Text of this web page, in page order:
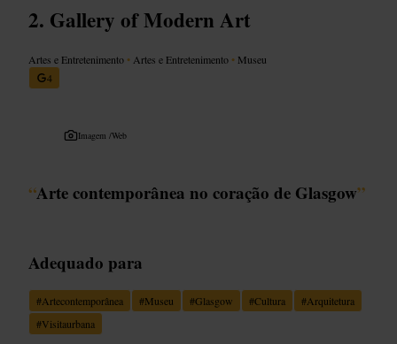
Gallery of Modern Art
Artes e Entretenimento • Artes e Entretenimento • Museu
4
Imagem /Web
“Arte contemporânea no coração de Glasgow”
Adequado para
#Artecontemporânea #Museu #Glasgow #Cultura #Arquitetura
#Visitaurbana